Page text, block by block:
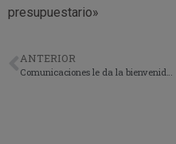
presupuestario»
ANTERIOR